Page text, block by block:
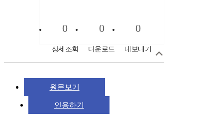
0
상세조회
0
다운로드
0
내보내기
원문보기
인용하기